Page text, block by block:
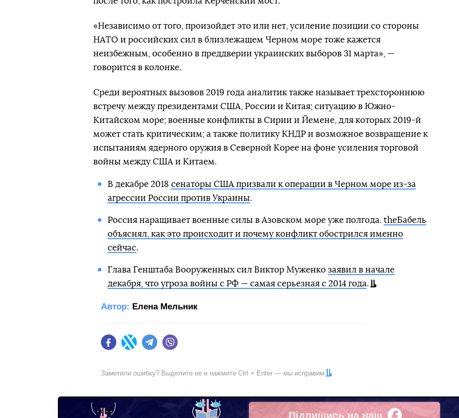
«Независимо от того, произойдет это или нет, усиление позиции со стороны
НАТО и российских сил в близлежащем Черном море тоже кажется
неизбежным, особенно в преддверии украинских выборов 31 марта», —
говорится в колонке.
Среди вероятных вызовов 2019 года аналитик также называет трехстороннюю
встречу между президентами США, России и Китая; ситуацию в Южно-
Китайском море; военные конфликты в Сирии и Йемене, для которых 2019-й
может стать критическим; а также политику КНДР и возможное возвращение к
испытаниям ядерного оружия в Северной Корее на фоне усиления торговой
войны между США и Китаем.
В декабре 2018 сенаторы США призвали к операции в Черном море из-за
агрессии России против Украины.
Россия наращивает военные силы в Азовском море уже полгода. theБабель
объяснял, как это происходит и почему конфликт обострился именно
сейчас.
Глава Генштаба Вооруженных сил Виктор Муженко заявил в начале
декабря, что угроза войны с РФ — самая серьезная с 2014 года.
Автор: Елена Мельник
FacebookTwitter Telegram
Заметили ошибку? Выделите ее и нажмите Ctrl + Enter — мы исправим
Підпишись на наш